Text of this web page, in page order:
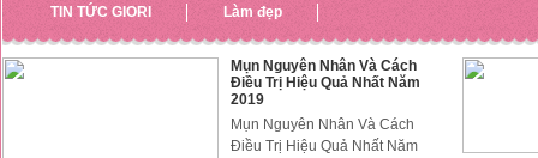
TIN TỨC GIORI Làm đẹp
Mụn Nguyên Nhân Và Cách
Điều Trị Hiệu Quả Nhất Năm
2019
Mụn Nguyên Nhân Và Cách
Điều Trị Hiệu Quả Nhất Năm